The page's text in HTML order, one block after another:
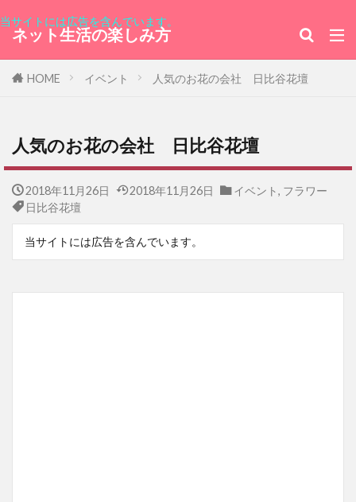
当サイトには広告を含んでいます。
ネット生活の楽しみ方
HOME イベント 人気のお花の会社 日比谷花壇
人気のお花の会社 日比谷花壇
2018年11月26日 2018年11月26日 イベント, フラワー
日比谷花壇
当サイトには広告を含んでいます。